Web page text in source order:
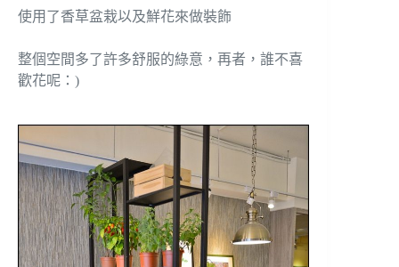
使用了香草盆栽以及鮮花來做裝飾
整個空間多了許多舒服的綠意，再者，誰不喜
歡花呢：)